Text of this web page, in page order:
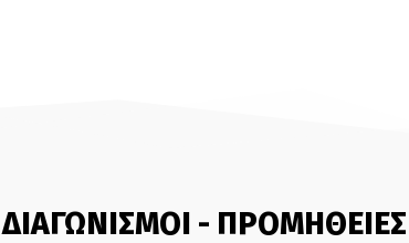
ΔΙΑΓΩΝΙΣΜΟΙ - ΠΡΟΜΗΘΕΙΕΣ